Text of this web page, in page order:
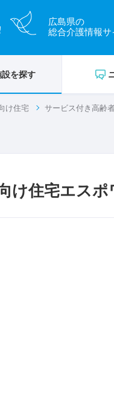
広島県の
総合介護情報サ
設を探す
け住宅 サービス付き高齢
け住宅エスポ